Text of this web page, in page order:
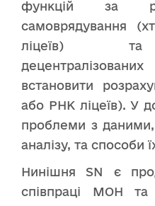
функцій за
самоврядування
ліцеїв) та
встановити
або РНК ліцеїв). У
проблеми з
аналізу, та способи
Нинішня SN є
співпраці МОН